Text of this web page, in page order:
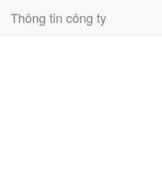
Thông tin công ty